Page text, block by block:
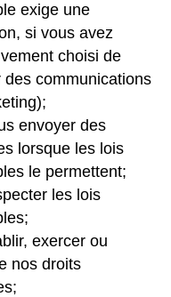
exige une
si vous avez
choisi de
des communications
envoyer des
lorsque les lois
le permettent;
les lois
exercer ou
nos droits